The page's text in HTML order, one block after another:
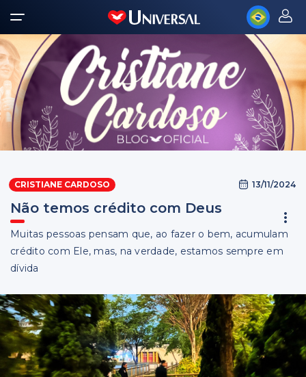
CRISTIANE CARDOSO 13/11/2024
Não temos crédito com Deus
Muitas pessoas pensam que, ao fazer o bem, acumulam
crédito com Ele, mas, na verdade, estamos sempre em
dívida